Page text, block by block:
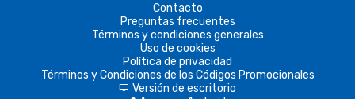
Contacto
Preguntas frecuentes
Términos y condiciones generales
Uso de cookies
Política de privacidad
Términos y Condiciones de los Códigos Promocionales
d Versión de escritorio